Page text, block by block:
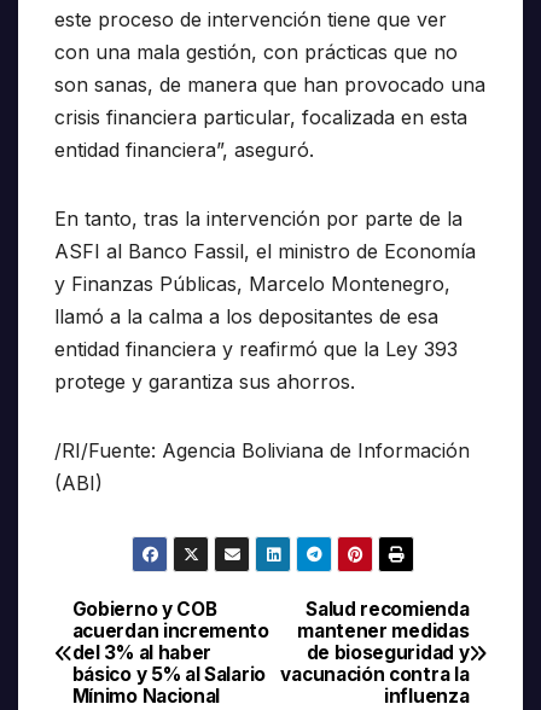
este proceso de intervención tiene que ver
con una mala gestión, con prácticas que no
son sanas, de manera que han provocado una
crisis financiera particular, focalizada en esta
entidad financiera”, aseguró.
En tanto, tras la intervención por parte de la
ASFI al Banco Fassil, el ministro de Economía
y Finanzas Públicas, Marcelo Montenegro,
llamó a la calma a los depositantes de esa
entidad financiera y reafirmó que la Ley 393
protege y garantiza sus ahorros.
/RI/Fuente: Agencia Boliviana de Información
(ABI)
Navegación
de
Salud recomienda
mantener medidas
de bioseguridad y
vacunación contra la
influenza
Gobierno y COB
acuerdan incremento
del 3% al haber
básico y 5% al Salario
Mínimo Nacional